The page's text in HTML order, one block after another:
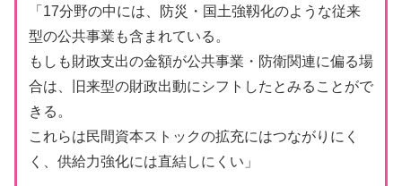
「17分野の中には、防災・国土強靱化のような従来
型の公共事業も含まれている。
もしも財政支出の金額が公共事業・防衛関連に偏る場
合は、旧来型の財政出動にシフトしたとみることがで
きる。
これらは民間資本ストックの拡充にはつながりにく
く、供給力強化には直結しにくい」